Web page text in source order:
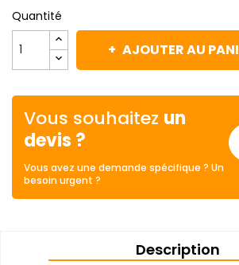
Quantité
AJOUTER AU
Vous souhaitez un
devis ?
Vous avez une demande spécifique ? Un
besoin urgent ?
Description